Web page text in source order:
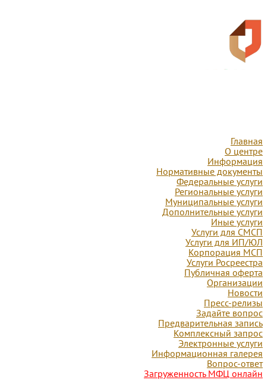
Главная
О центре
Информация
Нормативные документы
Федеральные услуги
Региональные услуги
Муниципальные услуги
Дополнительные услуги
Иные услуги
Услуги для СМСП
Услуги для ИП/ЮЛ
Корпорация МСП
Услуги Росреестра
Публичная оферта
Организации
Новости
Пресс-релизы
Задайте вопрос
Предварительная запись
Комплексный запрос
Электронные услуги
Информационная галерея
Вопрос-ответ
Загруженность МФЦ онлайн